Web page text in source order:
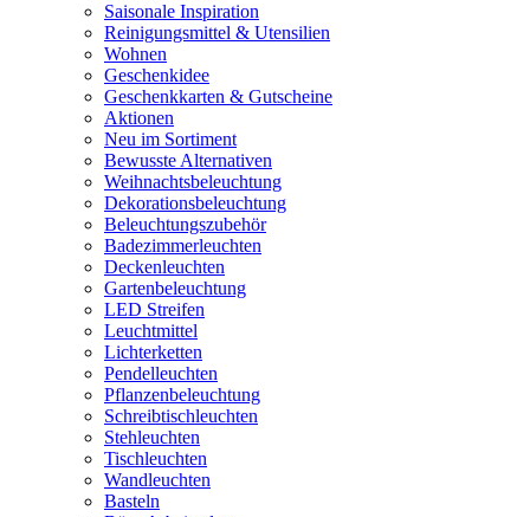
Saisonale Inspiration
Reinigungsmittel & Utensilien
Wohnen
Geschenkidee
Geschenkkarten & Gutscheine
Aktionen
Neu im Sortiment
Bewusste Alternativen
Weihnachtsbeleuchtung
Dekorationsbeleuchtung
Beleuchtungszubehör
Badezimmerleuchten
Deckenleuchten
Gartenbeleuchtung
LED Streifen
Leuchtmittel
Lichterketten
Pendelleuchten
Pflanzenbeleuchtung
Schreibtischleuchten
Stehleuchten
Tischleuchten
Wandleuchten
Basteln